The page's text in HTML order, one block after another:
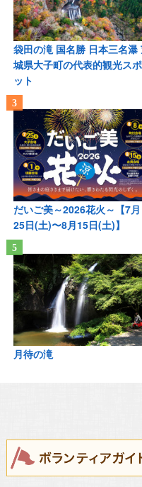
袋田の滝 国名勝 日本三名瀑
城県大子町の代表的観光スポ
ット
だいご美～2026花火～【7月
25日(土)〜8月15日(土)】
月待の滝